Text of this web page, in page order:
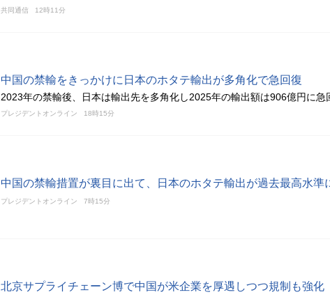
共同通信 12時11分
中国の禁輸をきっかけに日本のホタテ輸出が多角化で急回復
2023年の禁輸後、日本は輸出先を多角化し2025年の輸出額は906億円に急
プレジデントオンライン 18時15分
中国の禁輸措置が裏目に出て、日本のホタテ輸出が過去最高水準
プレジデントオンライン 7時15分
北京サプライチェーン博で中国が米企業を厚遇しつつ規制も強化